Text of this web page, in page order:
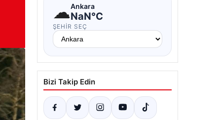
☁Ankara
NaN°C
ŞEHIR SEÇ
Bizi Takip Edin